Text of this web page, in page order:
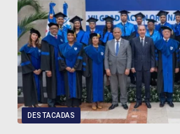
DESTACADAS